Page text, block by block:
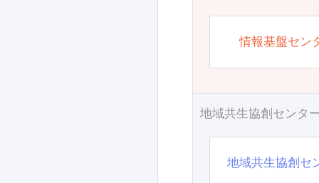
情報基盤セン
地域共生協創センタ
地域共生協創セ